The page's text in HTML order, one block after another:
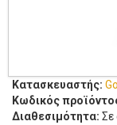
Κατασκευαστής:
Κωδικός
Διαθεσιμότητα: Σε